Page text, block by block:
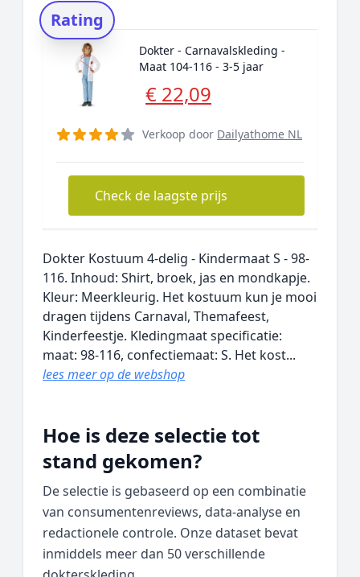
Rating
Dokter - Carnavalskleding -
Maat 104-116 - 3-5 jaar
€ 22,09
Verkoop door Dailyathome NL
Check de laagste prijs
Dokter Kostuum 4-delig - Kindermaat S - 98-
116. Inhoud: Shirt, broek, jas en mondkapje.
Kleur: Meerkleurig. Het kostuum kun je mooi
dragen tijdens Carnaval, Themafeest,
Kinderfeestje. Kledingmaat specificatie:
maat: 98-116, confectiemaat: S. Het kost...
lees meer op de webshop
Hoe is deze selectie tot
stand gekomen?
De selectie is gebaseerd op een combinatie
van consumentenreviews, data‑analyse en
redactionele controle. Onze dataset bevat
inmiddels meer dan 50 verschillende